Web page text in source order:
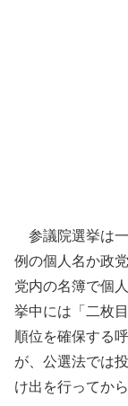
参議院選挙は
例の個人名か政
党内の名簿で個
挙中には「二枚
順位を確保する
が、公選法では
け出を行ってか